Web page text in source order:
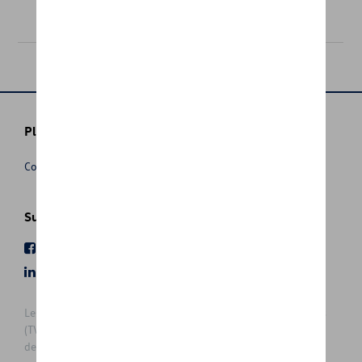
Plus d'informations
Conditions de vente
Suivez nous
Les prix affichés sur le présent site sont des prix recommandés
(TVAc), hors éventuels frais de montage. Pour connaitre le prix
de vente actuel et les éventuels frais de montage, veuillez